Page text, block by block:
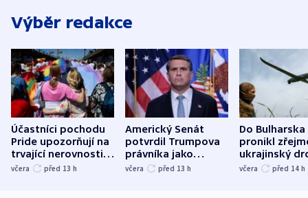
Výběr redakce
Účastníci pochodu
Pride upozorňují na
trvající nerovnosti i
společenskou
včera před 13 h
Americký Senát
potvrdil Trumpova
právníka jako
ministra
včera před 13 h
Do Bulharska
pronikl
ukrajinský
explodoval
včera před 14 h